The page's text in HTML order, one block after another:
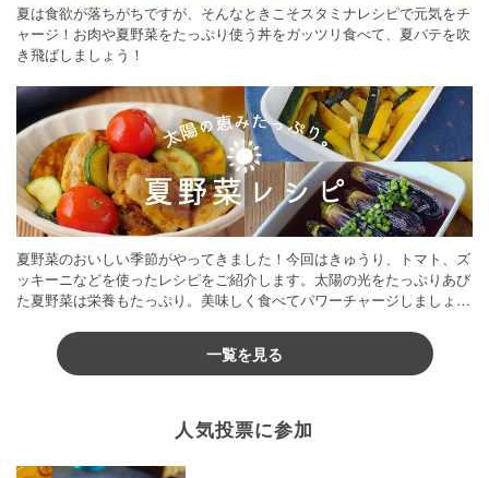
夏は食欲が落ちがちですが、そんなときこそスタミナレシピで元気をチ
ャージ！お肉や夏野菜をたっぷり使う丼をガッツリ食べて、夏バテを吹
き飛ばしましょう！
夏野菜のおいしい季節がやってきました！今回はきゅうり、トマト、ズ
ッキーニなどを使ったレシピをご紹介します。太陽の光をたっぷりあび
た夏野菜は栄養もたっぷり。美味しく食べてパワーチャージしましょう
一覧を見る
人気投票に参加